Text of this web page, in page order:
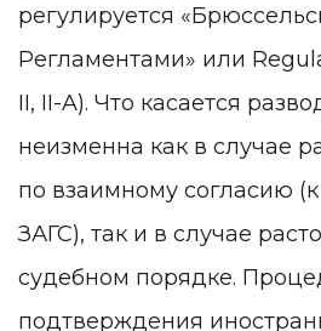
регулируется
Регламентами» или
II, II-A). Что касается
неизменна как в случае
по взаимному согласию
ЗАГС), так и в случае
судебном порядке.
подтверждения